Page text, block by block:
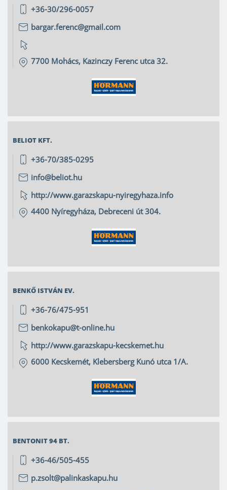
+36-30/296-0057
bargar.ferenc@gmail.com
7700 Mohács, Kazinczy Ferenc utca 32.
BELIOT KFT.
+36-70/385-0295
info@beliot.hu
http://www.garazskapu-nyiregyhaza.info
4400 Nyíregyháza, Debreceni út 304.
BENKŐ ISTVÁN EV.
+36-76/475-951
benkokapu@t-online.hu
http://www.garazskapu-kecskemet.hu
6000 Kecskemét, Klebersberg Kunó utca 1/A.
BENTONIT 94 BT.
+36-46/505-455
p.zsolt@palinkaskapu.hu